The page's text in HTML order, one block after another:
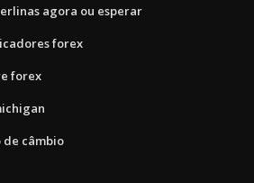
agora ou esperar
forex
forex
de câmbio